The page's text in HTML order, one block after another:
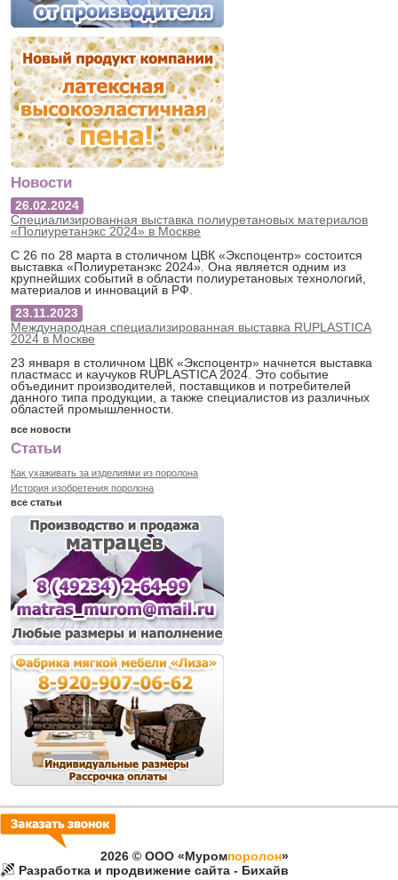
Новости
26.02.2024
Специализированная выставка полиуретановых материалов
«Полиуретанэкс 2024» в Москве
С 26 по 28 марта в столичном ЦВК «Экспоцентр» состоится
выставка «Полиуретанэкс 2024». Она является одним из
крупнейших событий в области полиуретановых технологий,
материалов и инноваций в РФ.
23.11.2023
Международная специализированная выставка RUPLASTICA
2024 в Москве
23 января в столичном ЦВК «Экспоцентр» начнется выставка
пластмасс и каучуков RUPLASTICA 2024. Это событие
объединит производителей, поставщиков и потребителей
данного типа продукции, а также специалистов из различных
областей промышленности.
все новости
Статьи
Как ухаживать за изделиями из поролона
История изобретения поролона
все статьи
2026 © ООО «Муромпоролон»
Разработка и продвижение сайта - Бихайв